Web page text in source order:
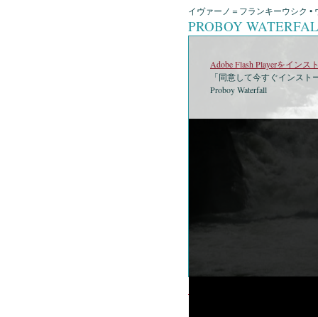
イヴァーノ＝フランキーウシク •
PROBOY
Adobe Flash Playerをインス
「同意して今すぐインス
Proboy Waterfall